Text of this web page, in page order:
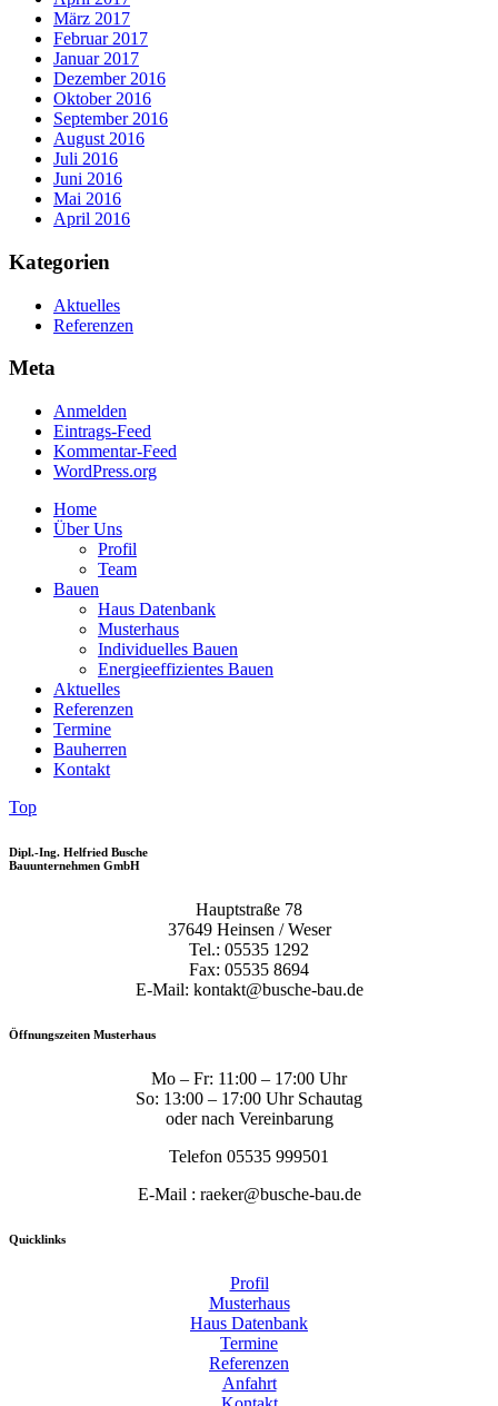
März 2017
Februar 2017
Januar 2017
Dezember 2016
Oktober 2016
September 2016
August 2016
Juli 2016
Juni 2016
Mai 2016
April 2016
Kategorien
Aktuelles
Referenzen
Meta
Anmelden
Eintrags-Feed
Kommentar-Feed
WordPress.org
Home
Über Uns
Profil
Team
Bauen
Haus Datenbank
Musterhaus
Individuelles Bauen
Energieeffizientes Bauen
Aktuelles
Referenzen
Termine
Bauherren
Kontakt
Top
Dipl.-Ing. Helfried Busche
Bauunternehmen GmbH
Hauptstraße 78
37649 Heinsen / Weser
Tel.: 05535 1292
Fax: 05535 8694
E-Mail: kontakt@busche-bau.de
Öffnungszeiten Musterhaus
Mo – Fr: 11:00 – 17:00 Uhr
So: 13:00 – 17:00 Uhr Schautag
oder nach Vereinbarung
Telefon 05535 999501
E-Mail : raeker@busche-bau.de
Quicklinks
Profil
Musterhaus
Haus Datenbank
Termine
Referenzen
Anfahrt